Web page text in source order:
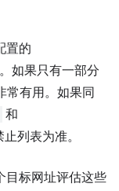
置的
如果只有一部分
常有用。如果同
和
止列表为准。
目标网址评估这些